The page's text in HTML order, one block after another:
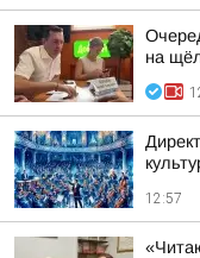
на
12:57